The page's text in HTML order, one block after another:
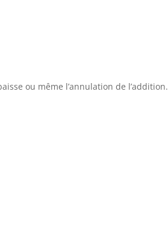
ou même l’annulation de l’addition.